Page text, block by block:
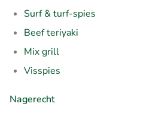
Surf & turf-spies
Beef teriyaki
Mix grill
Visspies
Nagerecht